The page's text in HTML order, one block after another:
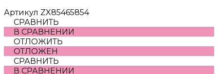
Артикул ZX85465854
СРАВНИТЬ
В СРАВНЕНИИ
ОТЛОЖИТЬ
ОТЛОЖЕН
СРАВНИТЬ
В СРАВНЕНИИ